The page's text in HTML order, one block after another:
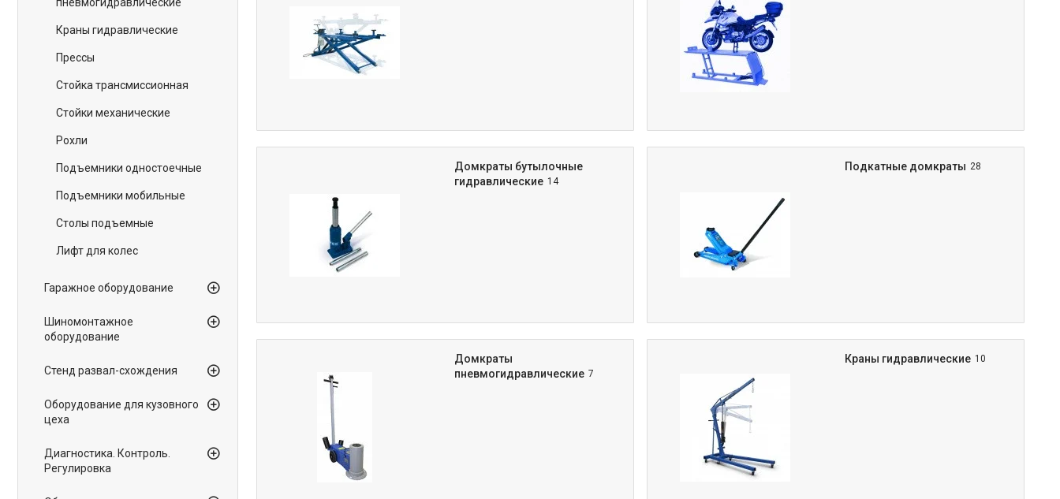
Домкраты бутылочные
гидравлические 14
Подкатные домкраты 28
Домкраты
пневмогидравлические 7
Краны гидравлические 10
Краны гидравлические
Прессы
Стойка трансмиссионная
Стойки механические
Рохли
Подъемники одностоечные
Подъемники мобильные
Столы подъемные
Лифт для колес
Гаражное оборудование
Шиномонтажное
оборудование
Стенд развал-схождения
Оборудование для кузовного
цеха
Диагностика. Контроль.
Регулировка